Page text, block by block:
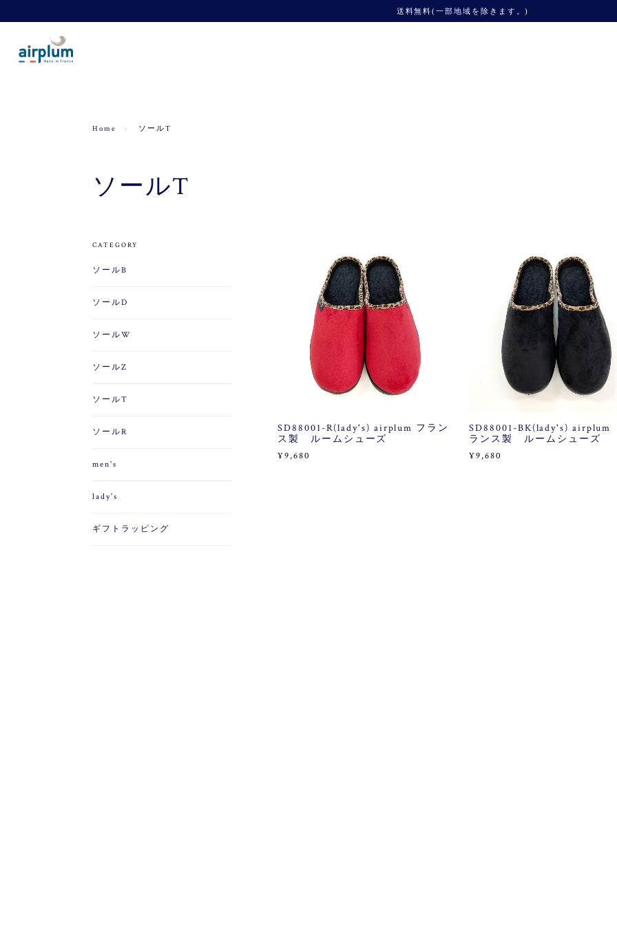
送料無料(一部地域を除きます。)
Home ソールT
ソールT
SD88001-R(lady's) airplum フラン
ス製 ルームシューズ
¥9,680
SD88001-BK(lady's)
ランス製 ルームシューズ
¥9,680
CATEGORY
ソールB
ソールD
ソールW
ソールZ
ソールT
ソールR
men's
lady's
ギフトラッピング